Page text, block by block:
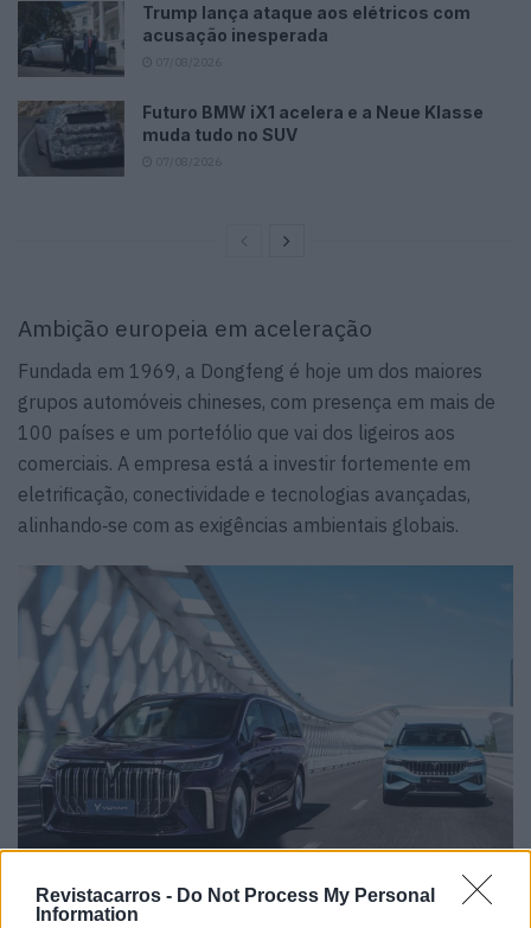
Revistacarros - Do Not Process My Personal
Information
Trump lança ataque aos elétricos com
acusação inesperada
Futuro BMW iX1 acelera e a Neue Klasse
muda tudo no SUV
Ambição europeia em aceleração
Fundada em 1969, a Dongfeng é hoje um dos maiores
grupos automóveis chineses, com presença em mais de
100 países e um portefólio que vai dos ligeiros aos
comerciais. A empresa está a investir fortemente em
eletrificação, conectividade e tecnologias avançadas,
alinhando‑se com as exigências ambientais globais.